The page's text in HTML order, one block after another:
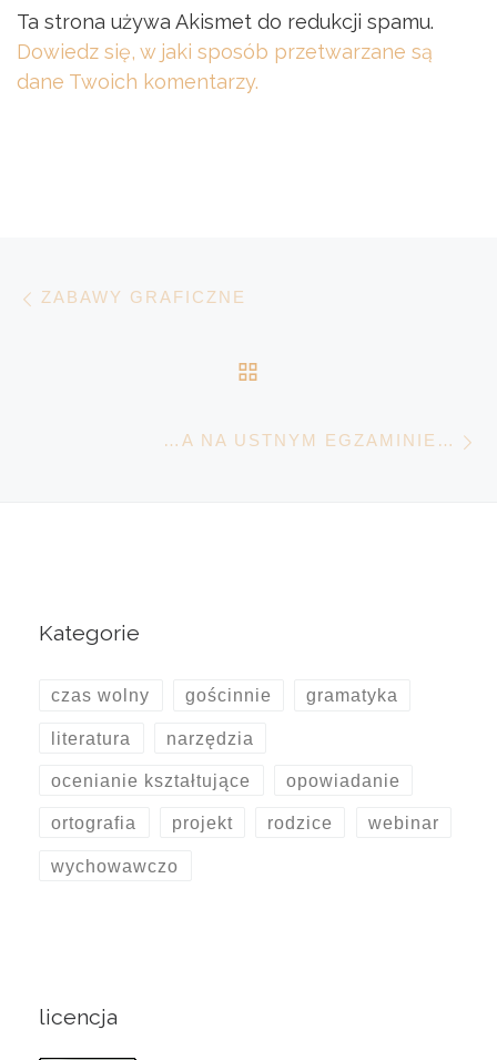
Ta strona używa Akismet do redukcji spamu.
Dowiedz się, w jaki sposób przetwarzane są
dane Twoich komentarzy.
Nawigacja wpisu
ZABAWY GRAFICZNE
…A NA USTNYM EGZAMINIE…
Kategorie
czas wolny gościnnie gramatyka
literatura narzędzia
ocenianie kształtujące opowiadanie
ortografia projekt rodzice webinar
wychowawczo
licencja